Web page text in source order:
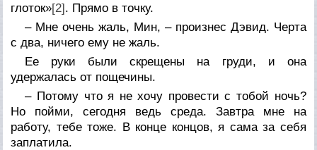
глоток»[2]. Прямо в точку.
– Мне очень жаль, Мин, – произнес Дэвид. Черта
с два, ничего ему не жаль.
Ее руки были скрещены на груди, и она
удержалась от пощечины.
– Потому что я не хочу провести с тобой ночь?
Но пойми, сегодня ведь среда. Завтра мне на
работу, тебе тоже. В конце концов, я сама за себя
заплатила.